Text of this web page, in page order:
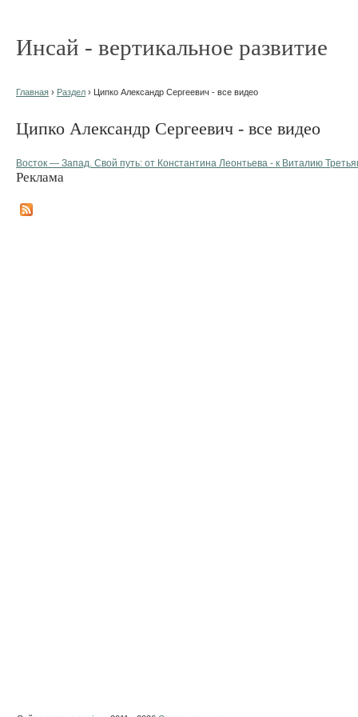
Инсай - вертикальное развитие
Главная › Раздел › Ципко Александр Сергеевич - все видео
Ципко Александр Сергеевич - все видео
Восток — Запад. Свой путь: от Константина Леонтьева - к Виталию
Реклама